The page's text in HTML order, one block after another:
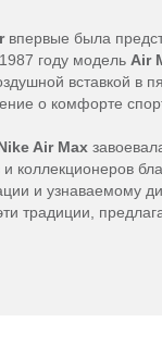
впервые была
году модель Air
вставкой в
о комфорте
Air Max
коллекционеров
и узнаваемому
традиции,